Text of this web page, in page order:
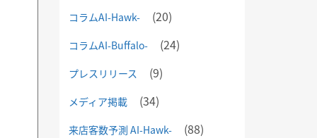
コラムAI-Hawk- (20)
コラムAI-Buffalo- (24)
プレスリリース (9)
メディア掲載 (34)
来店客数予測 AI-Hawk- (88)